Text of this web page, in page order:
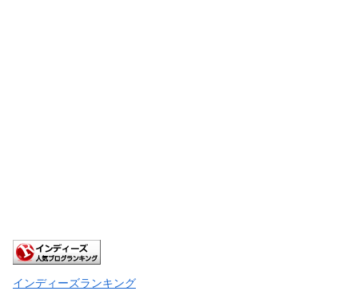
インディーズランキング